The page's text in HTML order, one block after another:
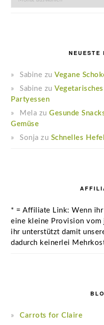
NEUESTE
Sabine zuVegane
Sabine zu
Partyessen
Mela zuGesunde
Gemüse
Sonja zu Schnelles
* = Affiliate Link: Wenn
eine kleine Provision vom
ihr unterstützt damit
dadurch keinerlei
Carrots for Claire